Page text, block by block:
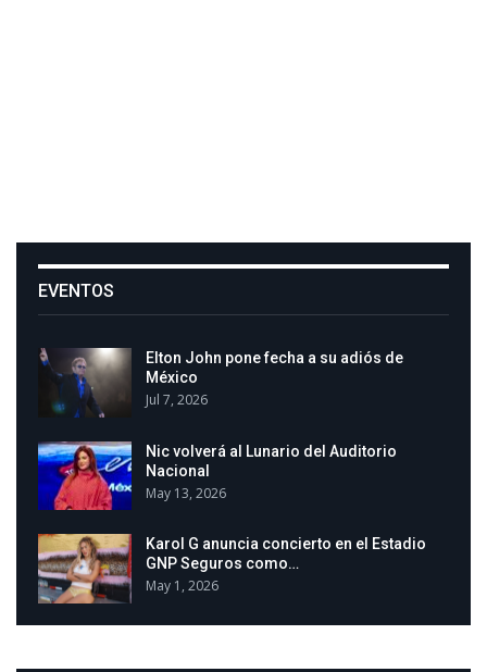
EVENTOS
Elton John pone fecha a su adiós de
México
Jul 7, 2026
Nic volverá al Lunario del Auditorio
Nacional
May 13, 2026
Karol G anuncia concierto en el Estadio
GNP Seguros como…
May 1, 2026